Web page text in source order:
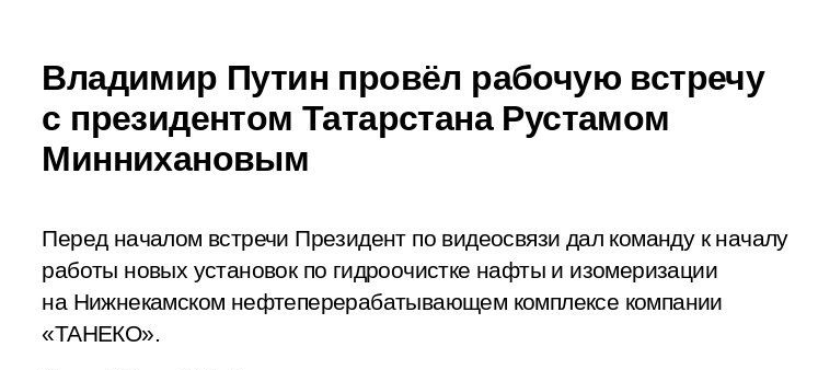
Владимир Путин провёл рабочую встречу
с президентом Татарстана Рустамом
Миннихановым
Перед началом встречи Президент по видеосвязи дал команду к началу
работы новых установок по гидроочистке нафты и изомеризации
на Нижнекамском нефтеперерабатывающем комплексе компании
«ТАНЕКО».